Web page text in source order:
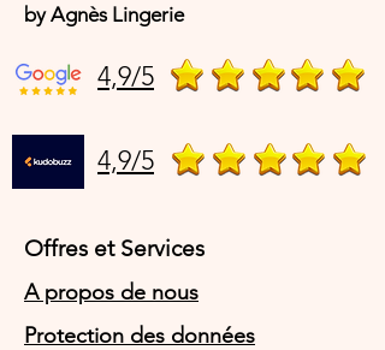
by Agnès Lingerie
4,9/5
4,9/5
Offres et Services
A propos de nous
Protection des données